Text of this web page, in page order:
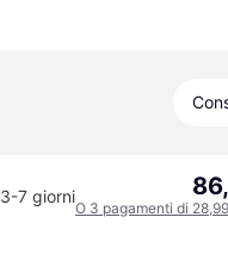
3-7 giorni
O 3 pagamenti di